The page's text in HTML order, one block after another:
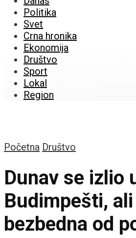
Politika
Svet
Crna hronika
Ekonomija
Društvo
Sport
Lokal
Region
Početna Društvo
Dunav se izlio
Budimpešti,
bezbedna od